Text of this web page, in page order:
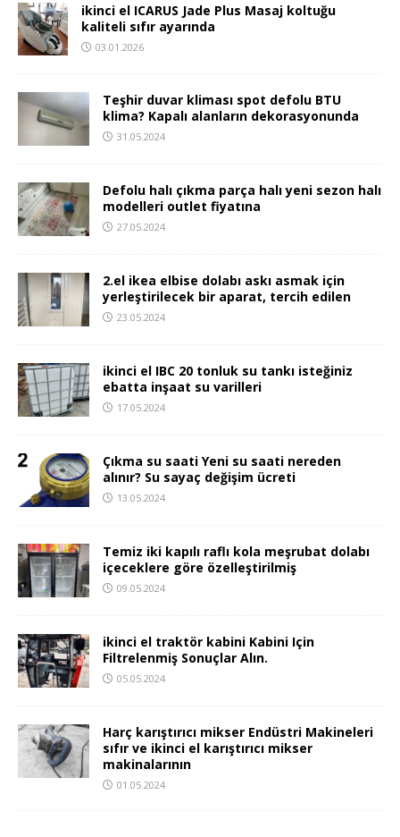
ikinci el ICARUS Jade Plus Masaj koltuğu
kaliteli sıfır ayarında
03.01.2026
Teşhir duvar kliması spot defolu BTU
klima? Kapalı alanların dekorasyonunda
31.05.2024
Defolu halı çıkma parça halı yeni sezon halı
modelleri outlet fiyatına
27.05.2024
2.el ikea elbise dolabı askı asmak için
yerleştirilecek bir aparat, tercih edilen
23.05.2024
ikinci el IBC 20 tonluk su tankı isteğiniz
ebatta inşaat su varilleri
17.05.2024
Çıkma su saati Yeni su saati nereden
alınır? Su sayaç değişim ücreti
13.05.2024
Temiz iki kapılı raflı kola meşrubat dolabı
içeceklere göre özelleştirilmiş
09.05.2024
ikinci el traktör kabini Kabini Için
Filtrelenmiş Sonuçlar Alın.
05.05.2024
Harç karıştırıcı mikser Endüstri Makineleri
sıfır ve ikinci el karıştırıcı mikser
makinalarının
01.05.2024